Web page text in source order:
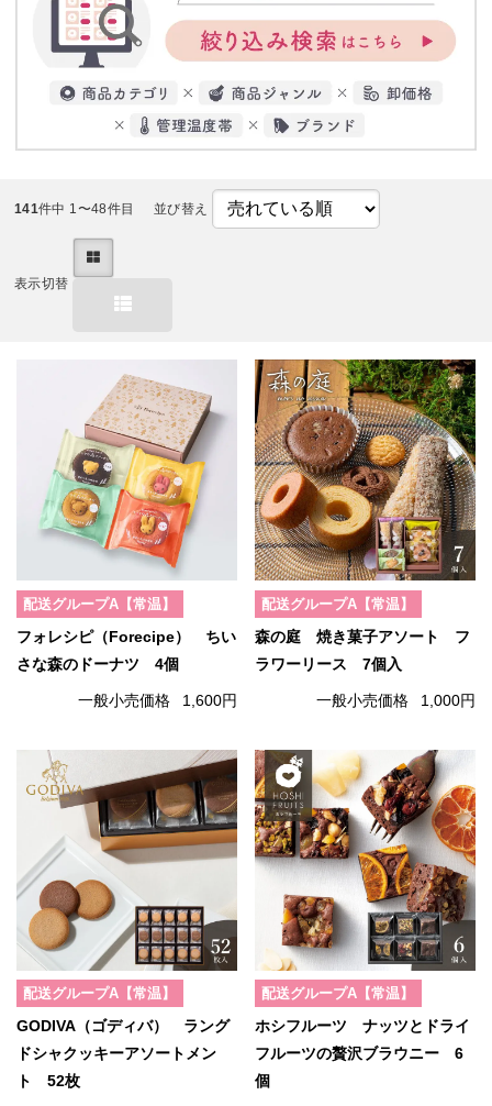
141件中 1〜48件目 並び替え
表示切替
配送グループA【常温】
フォレシピ（Forecipe） ちい
さな森のドーナツ 4個
一般小売価格 1,600円
配送グループA【常温】
森の庭 焼き菓子アソート フ
ラワーリース 7個入
一般小売価格 1,000円
配送グループA【常温】
GODIVA（ゴディバ） ラング
ドシャクッキーアソートメン
ト 52枚
配送グループA【常温】
ホシフルーツ ナッツとドライ
フルーツの贅沢ブラウニー 6
個